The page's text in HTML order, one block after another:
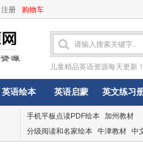
注册 购物车
儿童精品英语资源每天更新
英语绘本 英语启蒙 英文练习
手机平板点读PDF绘本 加州教材
分级阅读和名家绘本 牛津教材 中